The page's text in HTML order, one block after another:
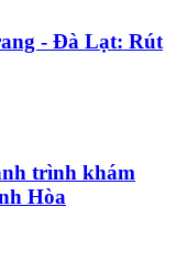
- Đà Lạt: Rút
trình khám
Hòa